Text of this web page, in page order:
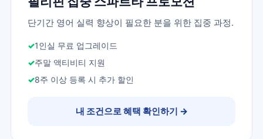
단기간 영어 실력 향상이 필요한 분을 위한 집중 과정.
1인실 무료 업그레이드
주말 액티비티 지원
8주 이상 등록 시 추가 할인
내 조건으로 혜택 확인하기 →